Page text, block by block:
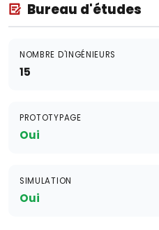
Bureau d'études
NOMBRE D'INGÉNIEURS
15
PROTOTYPAGE
Oui
SIMULATION
Oui